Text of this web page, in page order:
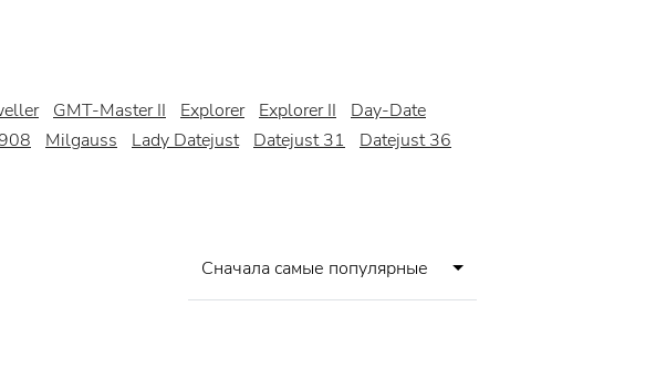
GMT-Master II Explorer Explorer II
Day-Date
Milgauss Lady Datejust Datejust 31
Datejust 36
Сначала самые популярные